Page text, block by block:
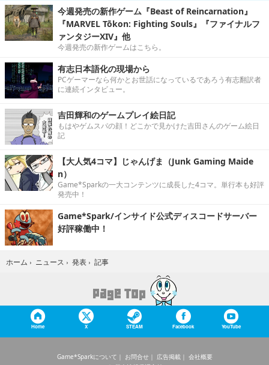
今週発売の新作ゲーム『Beast of Reincarnation』
『MARVEL Tōkon: Fighting Souls』『ファイナルフ
ァンタジーXIV』他
今週発売の新作ゲームはこちら。
有志日本語化の現場から
PCゲーマーなら何かとお世話になっているであろう有志翻訳者
に連続インタビュー。
吉田輝和のゲームプレイ絵日記
もはやゲムスパの顔！どこかで見かけた吉田さんのゲーム絵日
記
【大人気4コマ】じゃんげま（Junk Gaming Maide
n）
Game*Sparkの一大コンテンツに成長した4コマ。単行本も好評
発売中！
Game*Spark/インサイド公式ディスコードサーバー
好評稼働中！
ホーム › ニュース › 発表 › 記事
Home X STEAM Facebook YouTube
Game*Sparkについて お問合せ 広告掲載
会社概要